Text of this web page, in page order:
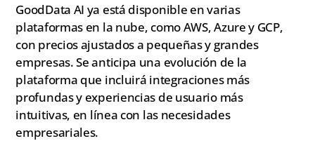
GoodData AI ya está disponible en varias
plataformas en la nube, como AWS, Azure y GCP,
con precios ajustados a pequeñas y grandes
empresas. Se anticipa una evolución de la
plataforma que incluirá integraciones más
profundas y experiencias de usuario más
intuitivas, en línea con las necesidades
empresariales.